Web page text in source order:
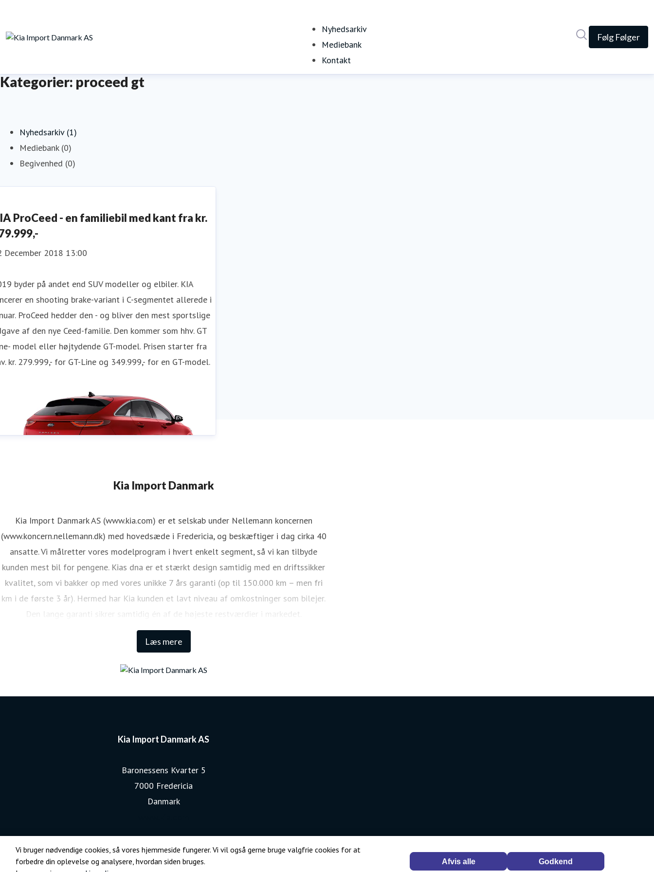
Vi bruger nødvendige cookies, så vores hjemmeside fungerer. Vi vil også gerne bruge valgfrie cookies for at
forbedre din oplevelse og analysere, hvordan siden bruges.
Afvis alle Godkend
Nyhedsarkiv
Mediebank
Kontakt
Følg Følger
Kategorier: proceed gt
Nyhedsarkiv (1)
Mediebank (0)
Begivenhed (0)
ProCeed - en familiebil med kant fra kr.
December 2018 13:00
byder på andet end SUV modeller og elbiler. KIA
en shooting brake-variant i C-segmentet allerede i
ProCeed hedder den - og bliver den mest sportslige
af den nye Ceed-familie. Den kommer som hhv. GT
model eller højtydende GT-model. Prisen starter fra
kr. 279.999,- for GT-Line og 349.999,- for en GT-model.
Kia Import Danmark
Læs mere
Kia Import Danmark AS (www.kia.com) er et selskab under Nellemann koncernen
(www.koncern.nellemann.dk) med hovedsæde i Fredericia, og beskæftiger i dag cirka 40
ansatte. Vi målretter vores modelprogram i hvert enkelt segment, så vi kan tilbyde
kunden mest bil for pengene. Kias dna er et stærkt design samtidig med en driftssikker
kvalitet, som vi bakker op med vores unikke 7 års garanti (op til 150.000 km – men fri
km i de første 3 år). Hermed har Kia kunden et lavt niveau af omkostninger som bilejer.
Den lange garanti sikrer samtidig én af de højeste restværdier i markedet.
Kia Import Danmark AS
Baronessens Kvarter 5
7000 Fredericia
Danmark